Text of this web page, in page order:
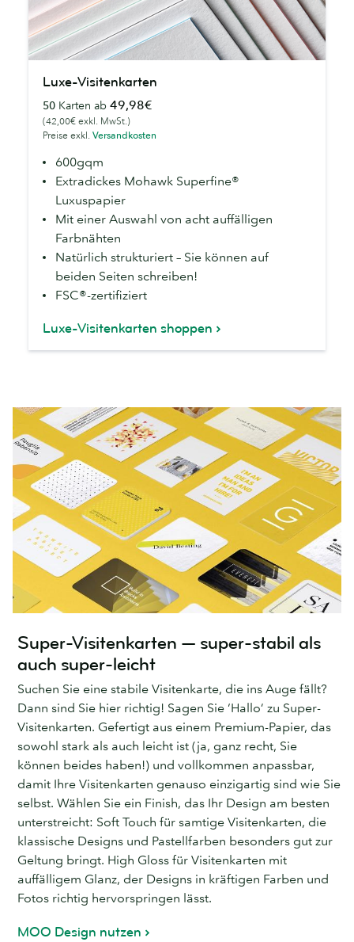
Visitenkarten
Luxe-Visitenkarten
50 Karten ab 49,98€
(42,00€ exkl. MwSt.)
Preise exkl. Versandkosten
600gqm
Extradickes Mohawk Superfine®
Luxuspapier
Mit einer Auswahl von acht auffälligen
Farbnähten
Natürlich strukturiert – Sie können auf
beiden Seiten schreiben!
FSC®-zertifiziert
Luxe-Visitenkarten shoppen
Super-Visitenkarten — super-stabil als
auch super-leicht
Suchen Sie eine stabile Visitenkarte, die ins Auge fällt?
Dann sind Sie hier richtig! Sagen Sie ‘Hallo’ zu Super-
Visitenkarten. Gefertigt aus einem Premium-Papier, das
sowohl stark als auch leicht ist (ja, ganz recht, Sie
können beides haben!) und vollkommen anpassbar,
damit Ihre Visitenkarten genauso einzigartig sind wie Sie
selbst. Wählen Sie ein Finish, das Ihr Design am besten
unterstreicht: Soft Touch für samtige Visitenkarten, die
klassische Designs und Pastellfarben besonders gut zur
Geltung bringt. High Gloss für Visitenkarten mit
auffälligem Glanz, der Designs in kräftigen Farben und
Fotos richtig hervorspringen lässt.
MOO Design nutzen